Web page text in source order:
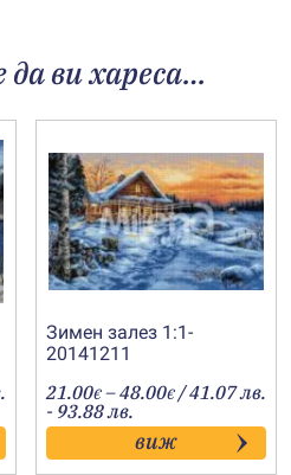
ви хареса…
Зимен залез 1:1-
20141211
21.00€ –48.00€Price
range:
21.00€
through
48.00€
/ 41.07 лв.
- 93.88 лв.
виж